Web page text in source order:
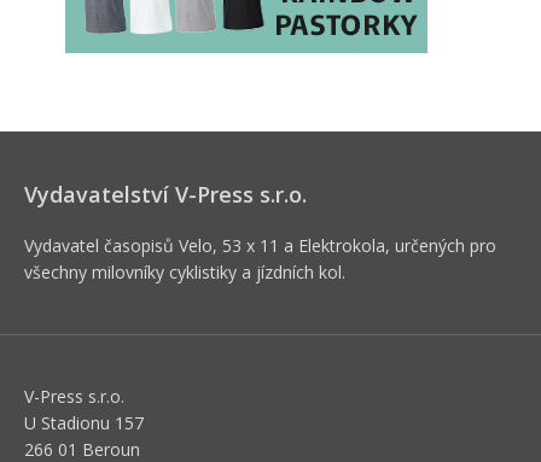
Vydavatelství V-Press s.r.o.
Vydavatel časopisů Velo, 53 x 11 a Elektrokola, určených pro
všechny milovníky cyklistiky a jízdních kol.
V-Press s.r.o.
U Stadionu 157
266 01 Beroun